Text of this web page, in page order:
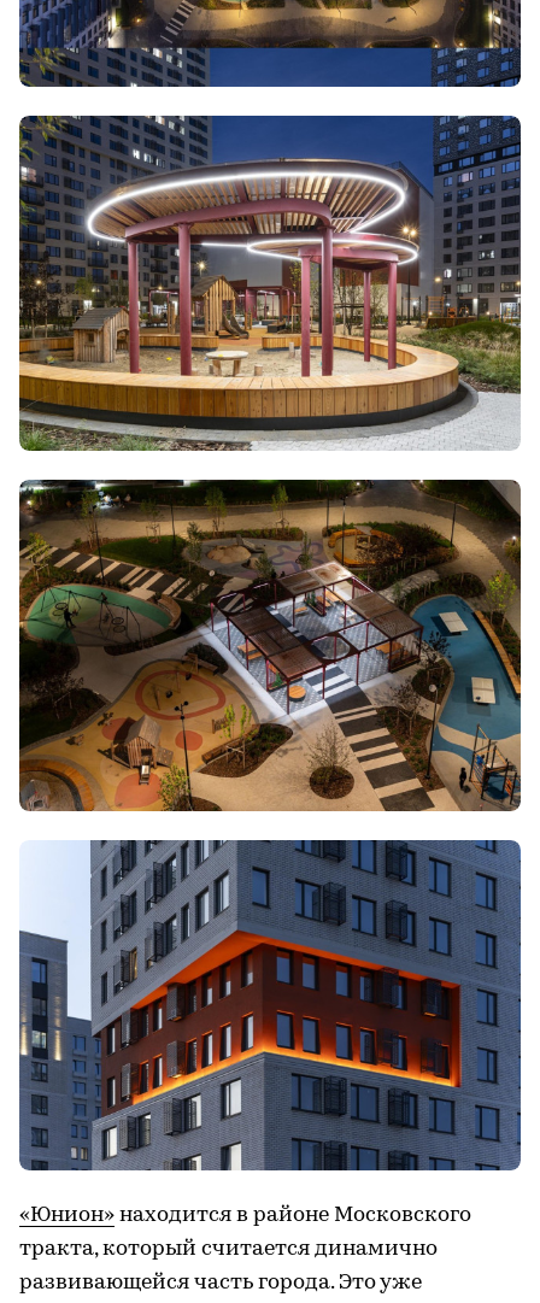
«Юнион» находится в районе Московского
тракта, который считается динамично
развивающейся часть города. Это уже